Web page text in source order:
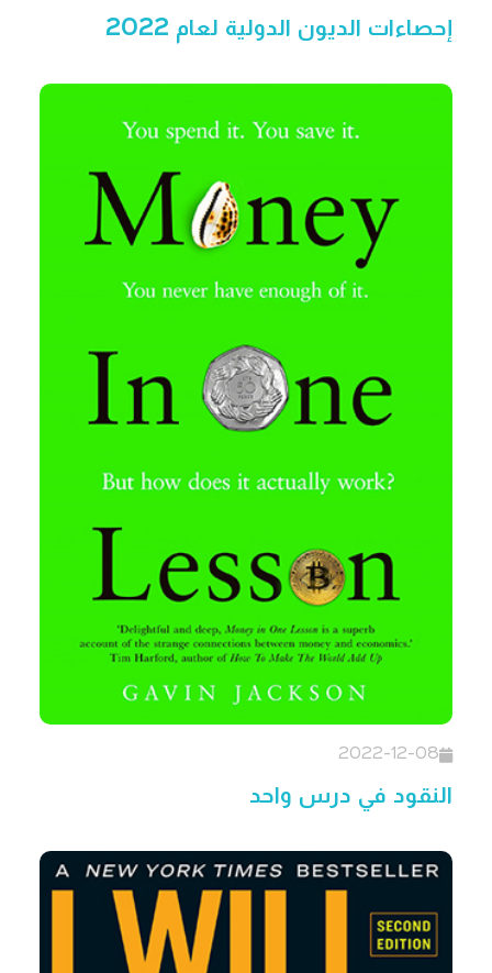
إحصاءات الديون الدولية لعام 2022
2022-12-08
النقود في درس واحد